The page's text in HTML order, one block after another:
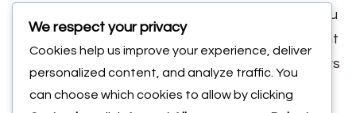
exclusifs disponibles pendant des événements ou
des saisons spécifiques. Ces récompenses créent
un sentiment d’urgence, encourageant les joueurs
à s’engager dans le jeu et à compléter des défis
We respect your privacy
Cookies help us improve your experience, deliver
personalized content, and analyze traffic. You
can choose which cookies to allow by clicking